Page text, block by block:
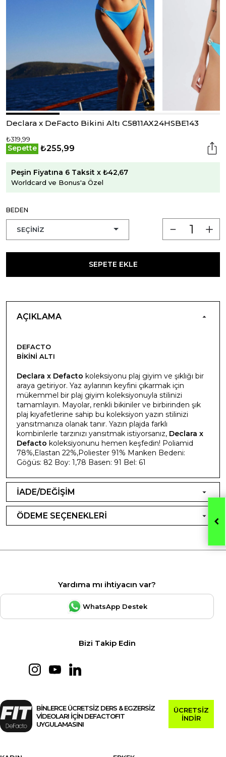
Declara x DeFacto Bikini Altı C5811AX24HSBE143
₺319,99
Sepette ₺255,99
Peşin Fiyatına 6 Taksit x ₺42,67
Worldcard ve Bonus'a Özel
BEDEN
SEPETE EKLE
AÇIKLAMA
DEFACTO
BIKINI ALTI
Declara x Defacto koleksiyonu plaj giyim ve şıklığı bir
araya getiriyor. Yaz aylarının keyfini çıkarmak için
mükemmel bir plaj giyim koleksiyonuyla stilinizi
tamamlayın. Mayolar, renkli bikiniler ve birbirinden şık
plaj kıyafetlerine sahip bu koleksiyon yazın stilinizi
yansıtmanıza olanak tanır. Yazın plajda farklı
kombinlerle tarzınızı yansıtmak istiyorsanız, Declara x
Defacto koleksiyonunu hemen keşfedin! Poliamid
78%,Elastan 22%,Poliester 91% Manken Bedeni:
Göğüs: 82 Boy: 1,78 Basen: 91 Bel: 61
İADE/DEĞİŞİM
ÖDEME SEÇENEKLERİ
Yardıma mı ihtiyacın var?
WhatsApp Destek
Bizi Takip Edin
BİNLERCE ÜCRETSİZ DERS & EGZERSİZ
VİDEOLARI İÇİN DEFACTOFIT
UYGULAMASINI
ÜCRETSİZ
İNDİR